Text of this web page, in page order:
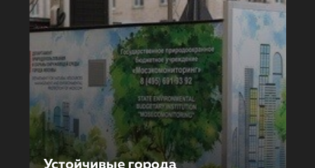
Устойчивые города